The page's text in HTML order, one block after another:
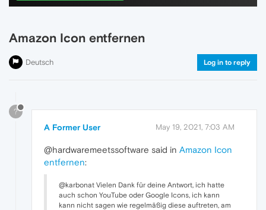
Amazon Icon entfernen
Deutsch Log in to reply
?
A Former User May 19, 2021, 7:03 AM
@hardwaremeetssoftware said in Amazon Icon
entfernen:
@karbonat Vielen Dank für deine Antwort, ich hatte
auch schon YouTube oder Google Icons, ich kann
kann nicht sagen wie regelmäßig diese auftreten, am